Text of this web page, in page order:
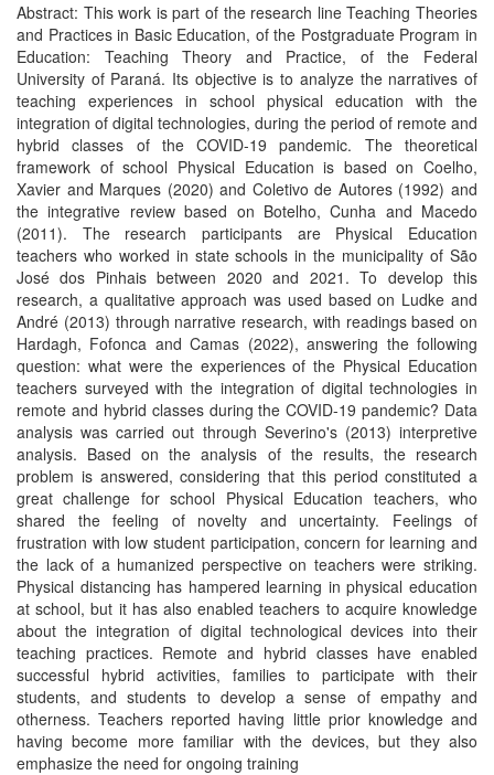
Abstract: This work is part of the research line Teaching Theories
and Practices in Basic Education, of the Postgraduate Program in
Education: Teaching Theory and Practice, of the Federal
University of Paraná. Its objective is to analyze the narratives of
teaching experiences in school physical education with the
integration of digital technologies, during the period of remote and
hybrid classes of the COVID-19 pandemic. The theoretical
framework of school Physical Education is based on Coelho,
Xavier and Marques (2020) and Coletivo de Autores (1992) and
the integrative review based on Botelho, Cunha and Macedo
(2011). The research participants are Physical Education
teachers who worked in state schools in the municipality of São
José dos Pinhais between 2020 and 2021. To develop this
research, a qualitative approach was used based on Ludke and
André (2013) through narrative research, with readings based on
Hardagh, Fofonca and Camas (2022), answering the following
question: what were the experiences of the Physical Education
teachers surveyed with the integration of digital technologies in
remote and hybrid classes during the COVID-19 pandemic? Data
analysis was carried out through Severino's (2013) interpretive
analysis. Based on the analysis of the results, the research
problem is answered, considering that this period constituted a
great challenge for school Physical Education teachers, who
shared the feeling of novelty and uncertainty. Feelings of
frustration with low student participation, concern for learning and
the lack of a humanized perspective on teachers were striking.
Physical distancing has hampered learning in physical education
at school, but it has also enabled teachers to acquire knowledge
about the integration of digital technological devices into their
teaching practices. Remote and hybrid classes have enabled
successful hybrid activities, families to participate with their
students, and students to develop a sense of empathy and
otherness. Teachers reported having little prior knowledge and
having become more familiar with the devices, but they also
emphasize the need for ongoing training